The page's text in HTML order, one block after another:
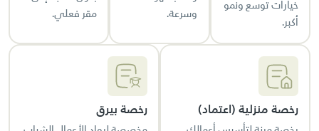
خيارات توسع ونمو
أكبر.
وسرعة.
مقر فعلي.
رخصة منزلية (اعتماد) رخصة بيرق